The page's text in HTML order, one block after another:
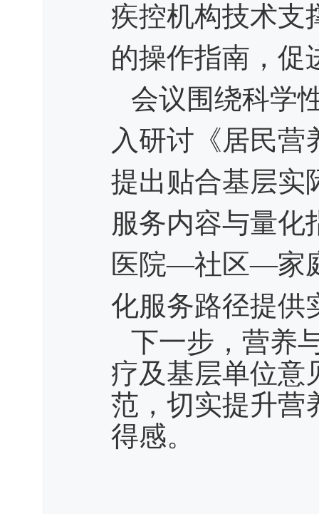
疾控机构技术支
的操作指南，促
会议围绕科学
入研讨《居民营
提出贴合基层实
服务内容与量化
医院—社区—家
化服务路径提供
下一步，营养
疗及基层单位意
范，切实提升营
得感。